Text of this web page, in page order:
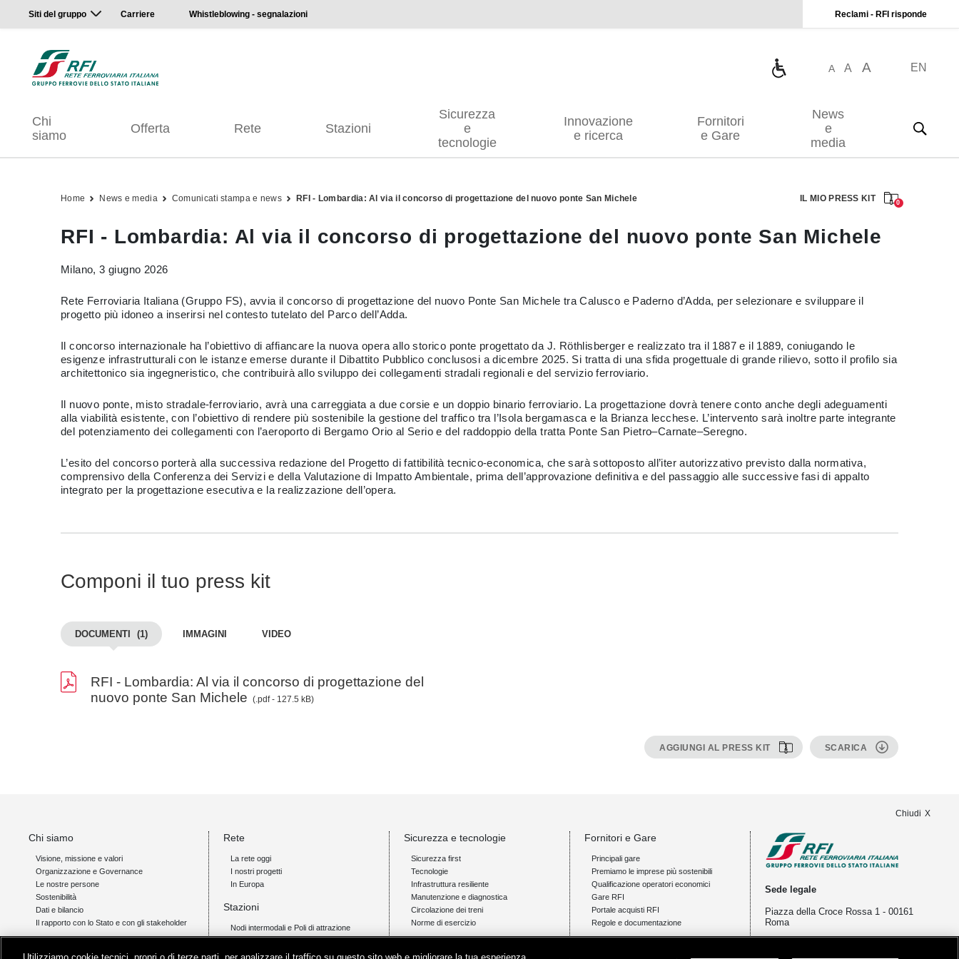
Siti del gruppo Carriere Whistleblowing - segnalazioni Reclami - RFI risponde
A A A EN
Chi
siamo
Offerta Rete Stazioni
Sicurezza
e
tecnologie
Innovazione
e ricerca
Fornitori
e Gare
News
e
media
Home News e media Comunicati stampa e news RFI - Lombardia: Al via il concorso di progettazione del nuovo ponte San Michele IL MIO PRESS KIT 0
RFI - Lombardia: Al via il concorso di progettazione del nuovo ponte San Michele
Milano, 3 giugno 2026
Rete Ferroviaria Italiana (Gruppo FS), avvia il concorso di progettazione del nuovo Ponte San Michele tra Calusco e Paderno d’Adda, per selezionare e sviluppare il
progetto più idoneo a inserirsi nel contesto tutelato del Parco dell’Adda.
Il concorso internazionale ha l’obiettivo di affiancare la nuova opera allo storico ponte progettato da J. Röthlisberger e realizzato tra il 1887 e il 1889, coniugando le
esigenze infrastrutturali con le istanze emerse durante il Dibattito Pubblico conclusosi a dicembre 2025. Si tratta di una sfida progettuale di grande rilievo, sotto il profilo sia
architettonico sia ingegneristico, che contribuirà allo sviluppo dei collegamenti stradali regionali e del servizio ferroviario.
Il nuovo ponte, misto stradale-ferroviario, avrà una carreggiata a due corsie e un doppio binario ferroviario. La progettazione dovrà tenere conto anche degli adeguamenti
alla viabilità esistente, con l’obiettivo di rendere più sostenibile la gestione del traffico tra l’Isola bergamasca e la Brianza lecchese. L’intervento sarà inoltre parte integrante
del potenziamento dei collegamenti con l’aeroporto di Bergamo Orio al Serio e del raddoppio della tratta Ponte San Pietro–Carnate–Seregno.
L’esito del concorso porterà alla successiva redazione del Progetto di fattibilità tecnico-economica, che sarà sottoposto all’iter autorizzativo previsto dalla normativa,
comprensivo della Conferenza dei Servizi e della Valutazione di Impatto Ambientale, prima dell’approvazione definitiva e del passaggio alle successive fasi di appalto
integrato per la progettazione esecutiva e la realizzazione dell’opera.
Componi il tuo press kit
DOCUMENTI (1) IMMAGINI VIDEO
RFI - Lombardia: Al via il concorso di progettazione del
nuovo ponte San Michele (.pdf - 127.5 kB)
AGGIUNGI AL PRESS KIT SCARICA
Chiudi
Chi siamo
Visione, missione e valori
Organizzazione e Governance
Le nostre persone
Sostenibilità
Dati e bilancio
Il rapporto con lo Stato e con gli stakeholder
Rete
La rete oggi
I nostri progetti
In Europa
Stazioni
Nodi intermodali e Poli di attrazione
Accessibilità
Servizi di qualità
Sicurezza e tecnologie
Sicurezza first
Tecnologie
Infrastruttura resiliente
Manutenzione e diagnostica
Circolazione dei treni
Norme di esercizio
Fornitori e Gare
Principali gare
Premiamo le imprese più sostenibili
Qualificazione operatori economici
Gare RFI
Portale acquisti RFI
Regole e documentazione
Sede legale
Piazza della Croce Rossa 1 - 00161
Roma